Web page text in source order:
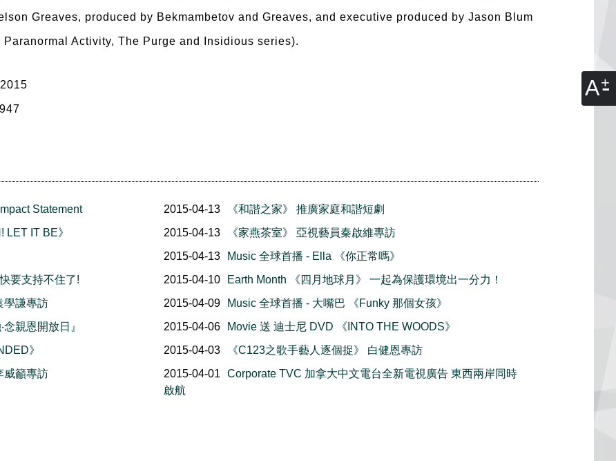
A
Greaves, produced by Bekmambetov and Greaves, and executive produced by Jason Blum
Activity, The Purge and Insidious series).
Statement
LET IT BE》
要支持不住了!
學謙專訪
親恩開放日』
》
威籲專訪
2015-04-13
《和諧之家》 推廣家庭和諧短劇
2015-04-13
《家燕茶室》 亞視藝員秦啟維專訪
2015-04-13
Music 全球首播 - Ella 《你正常嗎》
2015-04-10
Earth Month 《四月地球月》 一起為保護環境出一分力！
2015-04-09
Music 全球首播 - 大嘴巴 《Funky 那個女孩》
2015-04-06
Movie 送 迪士尼 DVD 《INTO THE WOODS》
2015-04-03
《C123之歌手藝人逐個捉》 白健恩專訪
2015-04-01
Corporate TVC 加拿大中文電台全新電視廣告 東西兩岸同時
啟航